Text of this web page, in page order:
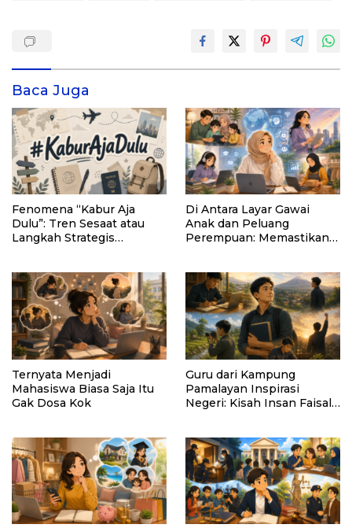
Baca Juga
Fenomena “Kabur Aja
Dulu”: Tren Sesaat atau
Langkah Strategis
Di Antara Layar Gawai
Anak dan Peluang
Perempuan: Memastikan
Ternyata Menjadi
Mahasiswa Biasa Saja Itu
Gak Dosa Kok
Guru dari Kampung
Pamalayan Inspirasi
Negeri: Kisah Insan Faisal
Pelosok Negeri”